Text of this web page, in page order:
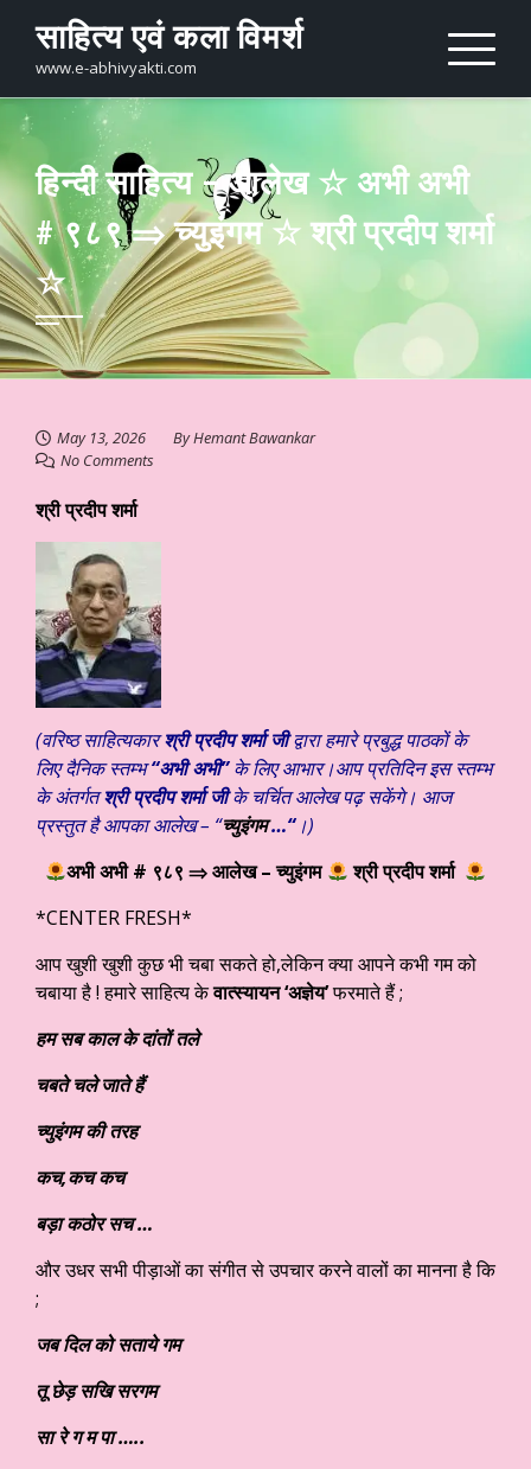
content
साहित्य एवं कला विमर्श
www.e-abhivyakti.com
हिन्दी साहित्य – आलेख ☆ अभी अभी
# ९८९ ⇒ च्युइंगम ☆ श्री प्रदीप शर्मा
☆
May 13, 2026 ByHemant Bawankar
No Comments
श्री प्रदीप शर्मा
(वरिष्ठ साहित्यकारश्री प्रदीप शर्मा जीद्वारा हमारे प्रबुद्ध पाठकों के
लिए दैनिक स्तम्भ“अभी अभी”के लिए आभार।आप प्रतिदिन इस स्तम्भ
के अंतर्गतश्री प्रदीप शर्मा जीके चर्चित आलेख पढ़ सकेंगे। आज
प्रस्तुत है आपका आलेख – “च्युइंगम…“।)
अभी अभी # ९८९⇒ आलेख – च्युइंगम
श्री प्रदीप शर्मा
*CENTER FRESH*
आप खुशी खुशी कुछ भी चबा सकते हो,लेकिन क्या आपने कभी गम को
चबाया है ! हमारे साहित्य केवात्स्यायन ‘अज्ञेय’फरमाते हैं ;
हम सब काल के दांतों तले
चबते चले जाते हैं
च्युइंगम की तरह
कच,कच कच
बड़ा कठोर सच …
और उधर सभी पीड़ाओं का संगीत से उपचार करने वालों का मानना है कि
;
जब दिल को सताये गम
तू छेड़ सखि सरगम
सा रे ग म पा …..